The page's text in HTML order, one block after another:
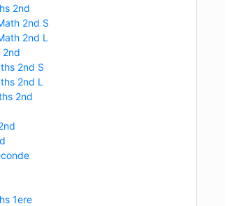
2nd
2nd S
2nd L
2nd
2nd S
2nd L
2nd
1ere